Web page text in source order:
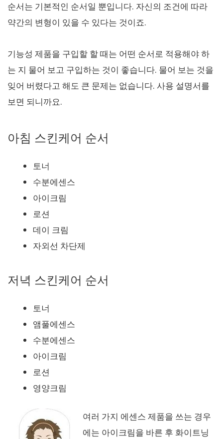
순서는 기본적인 순서일 뿐입니다. 자신의 조건에 따라
약간의 변형이 있을 수 있다는 것이죠.
기능성 제품을 구입할 할 때는 어떤 순서로 적용해야 하
는 지 물어 보고 구입하는 것이 좋습니다. 물어 보는 것을
잊어 버렸다고 해도 큰 문제는 없습니다. 사용 설명서를
보면 되니까요.
아침 스킨케어 순서
토너
수분에센스
아이크림
로션
데이 크림
자외선 차단제
저녁 스킨케어 순서
토너
앰풀에센스
수분에센스
아이크림
로션
영양크림
여러 가지 에센스 제품을 쓰는 경우
에는 아이크림을 바른 후 화이트닝